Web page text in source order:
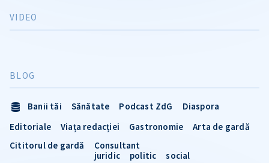
VIDEO
BLOG
Banii tăi Sănătate Podcast ZdG
Diaspora
Editoriale
Viața redacției Gastronomie
Arta de gardă
Cititorul de gardă
Consultant
juridic
politic social